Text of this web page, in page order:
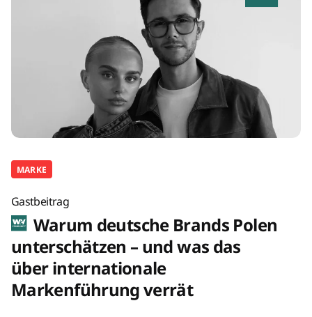
MARKE
Gastbeitrag
Warum deutsche Brands Polen
unterschätzen – und was das
über internationale
Markenführung verrät